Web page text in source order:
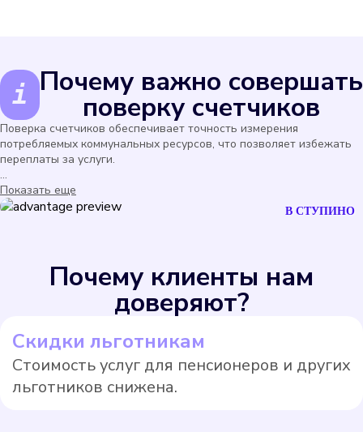
Почему важно совершать
поверку счетчиков
Поверка счетчиков обеспечивает точность измерения
потребляемых коммунальных ресурсов, что позволяет избежать
переплаты за услуги.
...
Показать еще
В СТУПИНО
Почему клиенты нам
доверяют?
Скидки льготникам
Стоимость услуг для пенсионеров и других
льготников снижена.